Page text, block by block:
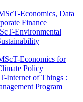
Economics, Data
Finance
Environmental
Economics for
Policy
Internet of Things :
Program